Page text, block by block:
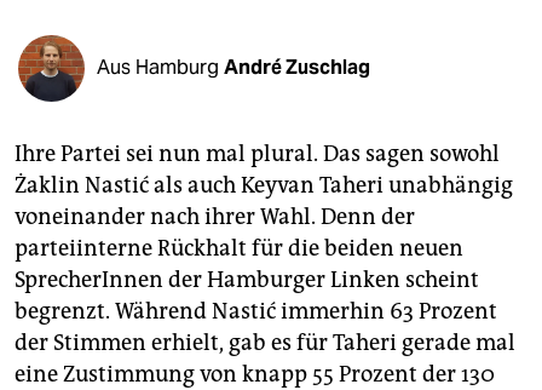
shop
fragen & hilfe
unterstützen
abo
genossenschaft
epaper login
Aus Hamburg André Zuschlag
Ihre Partei sei nun mal plural. Das sagen sowohl
Żaklin Nastić als auch Keyvan Taheri unabhängig
voneinander nach ihrer Wahl. Denn der
parteiinterne Rückhalt für die beiden neuen
SprecherInnen der Hamburger Linken scheint
begrenzt. Während Nastić immerhin 63 Prozent
der Stimmen erhielt, gab es für Taheri gerade mal
eine Zustimmung von knapp 55 Prozent der 130